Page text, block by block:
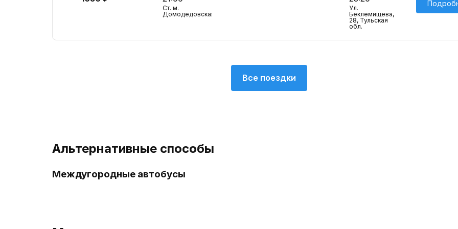
Ст. м.
Домодедовская
Ул.
Беклемищева,
28, Тульская
обл.
Все поездки
Альтернативные способы
Междугородные автобусы